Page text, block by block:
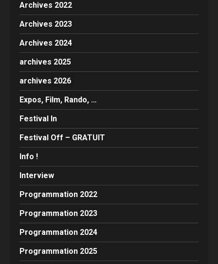
Archives 2022
Archives 2023
Archives 2024
archives 2025
archives 2026
Expos, Film, Rando, …
Festival In
Festival Off – GRATUIT
Info !
Interview
Programmation 2022
Programmation 2023
Programmation 2024
Programmation 2025